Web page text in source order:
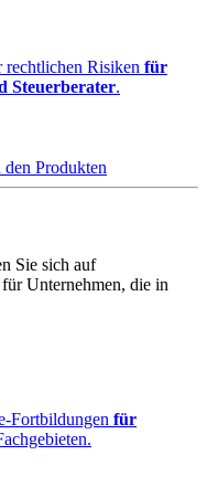
Risiken für
Steuerberater.
den Produkten
Sie sich auf
Unternehmen, die in
Fortbildungen für